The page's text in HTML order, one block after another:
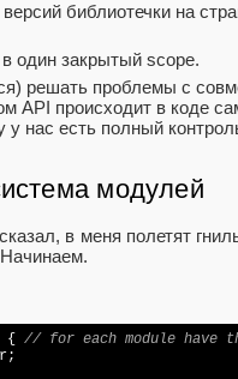
библиотечки на
один закрытый scope.
решать проблемы с
API происходит в коде
у нас есть полный
модулей
в меня полетят
{ // for each module have